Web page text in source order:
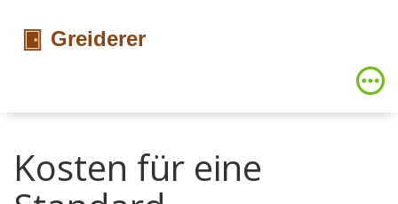
Kosten für eine